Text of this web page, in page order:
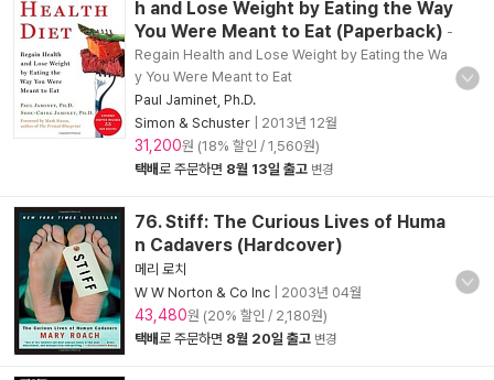
h and Lose Weight by Eating the Way
You Were Meant to Eat (Paperback) -
Regain Health and Lose Weight by Eating the Wa
y You Were Meant to Eat
Paul Jaminet, Ph.D.
Simon & Schuster
2013년 12월
31,200원 (18% 할인 / 1,560원)
택배로 주문하면 8월 13일 출고 변경
76. Stiff: The Curious Lives of Huma
n Cadavers (Hardcover)
메리 로치
W W Norton & Co Inc
2003년 04월
43,480원 (20% 할인 / 2,180원)
택배로 주문하면 8월 20일 출고 변경